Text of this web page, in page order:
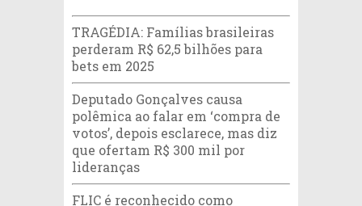
TRAGÉDIA: Famílias brasileiras
perderam R$ 62,5 bilhões para
bets em 2025
Deputado Gonçalves causa
polêmica ao falar em ‘compra de
votos’, depois esclarece, mas diz
que ofertam R$ 300 mil por
lideranças
FLIC é reconhecido como